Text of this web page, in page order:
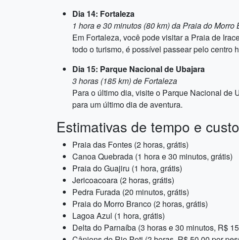
Dia 14: Fortaleza
1 hora e 30 minutos (80 km) da Praia do Morro
Em Fortaleza, você pode visitar a Praia de
todo o turismo, é possível passear pelo centro
Dia 15: Parque Nacional de Ubajara
3 horas (185 km) de Fortaleza
Para o último dia, visite o Parque Nacional de
para um último dia de aventura.
Estimativas de tempo e
Praia das Fontes (2 horas, grátis)
Canoa Quebrada (1 hora e 30 minutos, grátis)
Praia do Guajiru (1 hora, grátis)
Jericoacoara (2 horas, grátis)
Pedra Furada (20 minutos, grátis)
Praia do Morro Branco (2 horas, grátis)
Lagoa Azul (1 hora, grátis)
Delta do Parnaíba (3 horas e 30 minutos, R$